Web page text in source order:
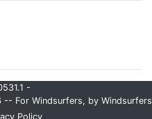
-
For Windsurfers, by Windsurfers
Policy